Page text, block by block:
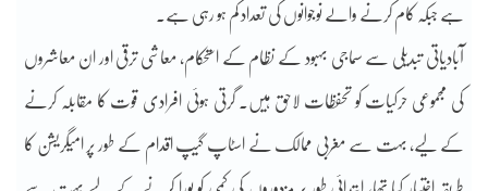
ہے جبکہ کام کرنے والے نوجوانوں کی تعداد کم ہو رہی ہے۔
آبادیاتی تبدیلی سے سماجی بہبود کے نظام کے استحکام، معاشی ترقی اور ان معاشروں
کی مجموعی حرکیات کو تحفظات لاحق ہیں۔ گرتی ہوئی افرادی قوت کا مقابلہ کرنے
کے لیے، بہت سے مغربی ممالک نے اسٹاپ گیپ اقدام کے طور پر امیگریشن کا